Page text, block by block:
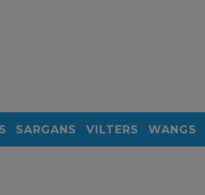
SARGANS VILTERS WANGS